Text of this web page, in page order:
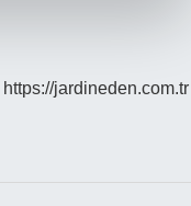
https://jardineden.com.tr